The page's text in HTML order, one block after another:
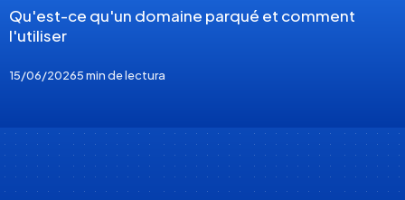
Qu'est-ce qu'un domaine parqué et comment
l'utiliser
15/06/20265 min de lectura